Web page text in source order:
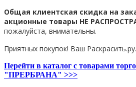
Общая клиентская скидка на
акционные товары НЕ
пожалуйста, внимательны.
Приятных покупок! Ваш Раскрасить.ру.
Перейти в каталог с товарами
"ПРЕРБРАНА" >>>